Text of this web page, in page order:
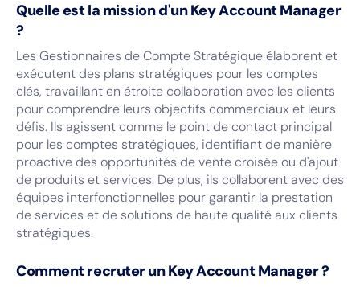
Quelle est la mission d'un Key Account Manager
?
Les Gestionnaires de Compte Stratégique élaborent et
exécutent des plans stratégiques pour les comptes
clés, travaillant en étroite collaboration avec les clients
pour comprendre leurs objectifs commerciaux et leurs
défis. Ils agissent comme le point de contact principal
pour les comptes stratégiques, identifiant de manière
proactive des opportunités de vente croisée ou d'ajout
de produits et services. De plus, ils collaborent avec des
équipes interfonctionnelles pour garantir la prestation
de services et de solutions de haute qualité aux clients
stratégiques.
Comment recruter un Key Account Manager ?